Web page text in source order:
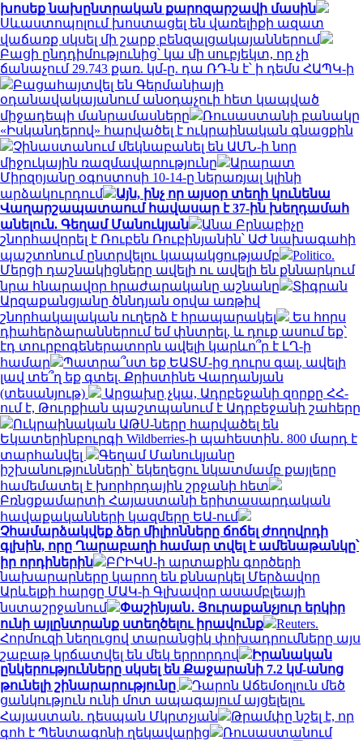
խոսեք նախընտրական քարոզարշավի մասին
Սևաստոպոլում խոստացել են վառելիքի ազատ
վաճառք սկսել մի շարք բենզալցակայաններում
Բացի ընդդիմությունից՝ կա մի սուբյեկտ, որ չի
ճանաչում 29.743 քառ. կմ-ը. դա ՌԴ-ն է՝ ի դեմս ՀԱՊԿ-ի
Բացահայտվել են Գերմանիայի
օդանավակայանում անօդաչուի հետ կապված
միջադեպի մանրամասները
Ռուսաստանի բանակը
«Իսկանդերով» հարվածել է ուկրաինական գնացքին
Չինաստանում մեկնաբանել են ԱՄՆ-ի նոր
միջուկային ռազմավարությունը
Արարատ
Միրզոյանը օգոստոսի 10-14-ը ներառյալ կլինի
արձակուրդում
Այն, ինչ որ այսօր տեղի կունենա
Վաղարշապատաում հավասար է 37-ին խեղդամահ
անելուն. Գեղամ Մանուկյան
Անա Բրնաբիչը
շնորհավորել է Ռուբեն Ռուբինյանին՝ ԱԺ նախագահի
պաշտոնում ընտրվելու կապակցությամբ
Politico.
Մերցի դաշնակիցները ավելի ու ավելի են քննարկում
նրա հնարավոր հրաժարականը աշնանը
Տիգրան
Արզաքանցյանը ծննդյան օրվա առթիվ
շնորհակալական ուղերձ է հրապարակել
Ես հորս
դիահերձարաններում եմ փնտրել, և դուք ասում եք՝
էդ տուրբոգեներատորն ավելի կարևո՞ր է ԼՂ-ի
համար
Պատրա՞ստ եք ԵԱՏՄ-ից դուրս գալ, ավելի
լավ տե՞ղ եք գտել. Քրիստինե Վարդանյան
(տեսանյութ)
Արցախը չկա, Ադրբեջանի զորքը ՀՀ-
ում է, Թուրքիան պաշտպանում է Ադրբեջանի շահերը
Ուկրաինական ԱԹՍ-ները հարվածել են
Եկատերինբուրգի Wildberries-ի պահեստին․ 800 մարդ է
տարհանվել
Գեղամ Մանուկյանը
իշխանությունների՝ եկեղեցու նկատմամբ քայլերը
համեմատել է խորհրդային շրջանի հետ
Բռնցքամարտի Հայաստանի երիտասարդական
հավաքականների կազմերը ԵԱ-ում
Չհամարձակվեք ձեր միլիոնները ճոճել ժողովրդի
գլխին, որը Ղարաբաղի համար տվել է ամենաթանկը՝
իր որդիներին
ԲՐԻԿՍ-ի արտաքին գործերի
նախարարները կարող են քննարկել Մերձավոր
Արևելքի հարցը ՄԱԿ-ի Գլխավոր ասամբլեայի
նստաշրջանում
Փաշինյան․ Յուրաքանչյուր երկիր
ունի այլընտրանք ստեղծելու իրավունք
Reuters.
Հորմուզի նեղուցով տարանցիկ փոխադրումները այս
շաբաթ կրճատվել են մեկ երրորդով
Իրանական
ընկերությունները սկսել են Քաջարանի 7.2 կմ-անոց
թունելի շինարարությունը
Դարոն Աճեմօղլուն մեծ
ցանկություն ունի մոտ ապագայում այցելելու
Հայաստան. դեսպան Մկրտչյան
Թրամփը նշել է, որ
գոհ է Պենտագոնի ղեկավարից
Ռուսաստանում